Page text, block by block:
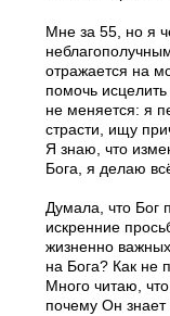
Мне за 55, но я
отражается на
помочь
не меняется: я
страсти, ищу
Я знаю, что
Бога, я делаю
Думала, что Бог
искренние
жизненно
на Бога? Как не
Много читаю,
почему Он знает